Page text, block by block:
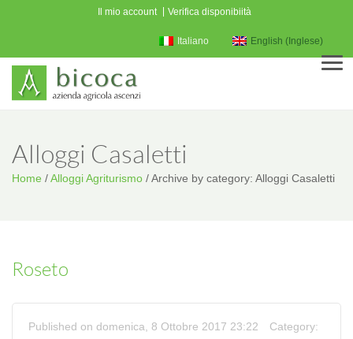
Il mio account Verifica disponibiità
Italiano English (Inglese)
Alloggi Casaletti
Home /Alloggi Agriturismo /Archive by category: Alloggi Casaletti
Roseto
Published on domenica, 8 Ottobre 2017 23:22
Category: